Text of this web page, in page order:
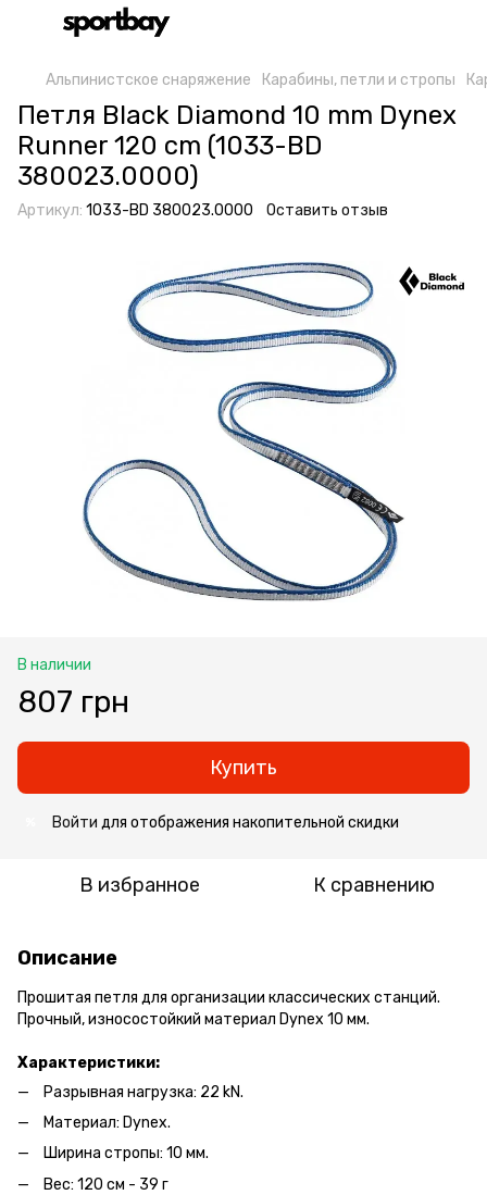
Альпинистское снаряжение Карабины, петли и стропы
Петля Black Diamond 10 mm Dynex
Runner 120 cm (1033-BD
380023.0000)
Артикул: 1033-BD 380023.0000 Оставить отзыв
В наличии
807 грн
Купить
Войти для отображения накопительной скидки
В избранное К сравнению
Описание
Прошитая петля для организации классических станций.
Прочный, износостойкий материал Dynex 10 мм.
Характеристики:
Разрывная нагрузка: 22 kN.
Материал: Dynex.
Ширина стропы: 10 мм.
Вес: 120 см - 39 г